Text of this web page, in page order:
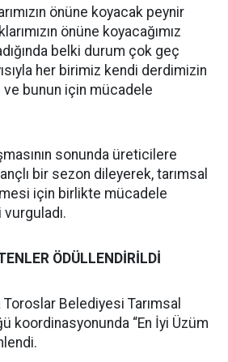
önüne koyacak peynir
önüne koyacağımız
belki durum çok geç
her birimiz kendi derdimizin
bunun için mücadele
sonunda üreticilere
bir sezon dileyerek, tarımsal
için birlikte mücadele
ÖDÜLLENDİRİLDİ
Belediyesi Tarımsal
koordinasyonunda “En İyi Üzüm